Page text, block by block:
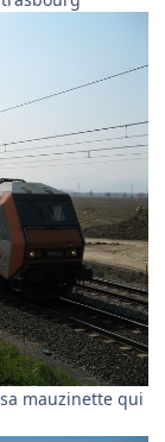
mauzinette qui